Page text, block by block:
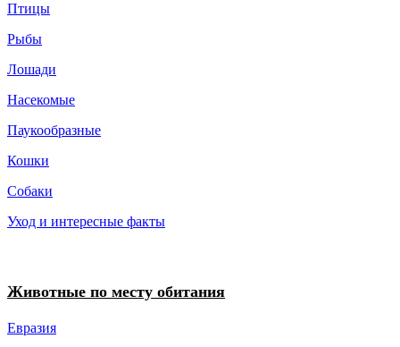
Птицы
Рыбы
Лошади
Насекомые
Паукообразные
Кошки
Собаки
Уход и интересные факты
Животные по месту обитания
Евразия